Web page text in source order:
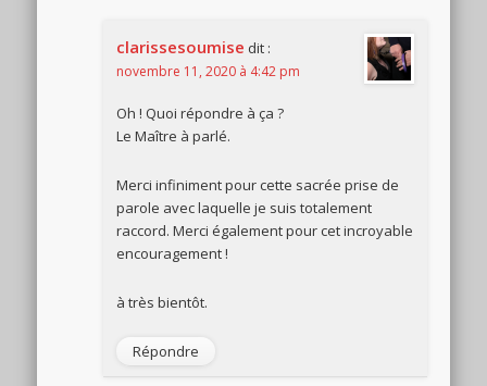
clarissesoumise dit :
novembre 11, 2020 à 4:42 pm
Oh ! Quoi répondre à ça ?
Le Maître à parlé.
Merci infiniment pour cette sacrée prise de
parole avec laquelle je suis totalement
raccord. Merci également pour cet incroyable
encouragement !
à très bientôt.
Répondre